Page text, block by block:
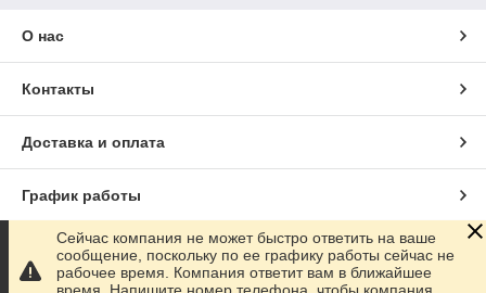
О нас
Контакты
Доставка и оплата
График работы
Полная версия сайта
Сейчас компания не может быстро ответить на ваше
сообщение, поскольку по ее графику работы сейчас не
рабочее время. Компания ответит вам в ближайшее